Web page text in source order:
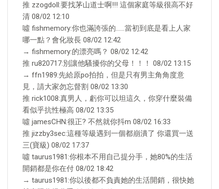
推 zzogdoll:要找茅山道士啊!!! 這個家庭等級很高不好
清 08/02 12:10
噓 fishmemory:你也滿誇張的……當初到底是看上人家
哪一點？會化妝長 08/02 12:42
→ fishmemory:的漂亮嗎？ 08/02 12:42
推 ru820717:別讓他騷擾你的父母！！！ 08/02 13:15
→ ffn1989:先給原po拍拍，但是只有男主角角度意
見，請大家勿忘督割 08/02 13:30
推 rick1008:真男人，虧你可以坦這久，你穿什麼裝備
看似乎抗性極高 08/02 13:35
噓 jamesCHN:很正? 不然就你抖m 08/02 16:33
推 jizzby3sec:這種等級遇到一個都崩潰了 你還買一送
三(寶級) 08/02 17:37
噓 taurus1981:你根本不用自己提分手，她80%的生活
開銷都是你在付 08/02 18:42
→ taurus1981:你以後都不負責她的生活開銷，很快她